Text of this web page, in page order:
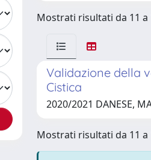
Mostrati risultati da 11 a
Validazione della
Cistica
2020/2021 DANESE,
Mostrati risultati da 11 a